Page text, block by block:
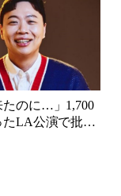
動画が公開
たのに…」1,700
たLA公演で批判